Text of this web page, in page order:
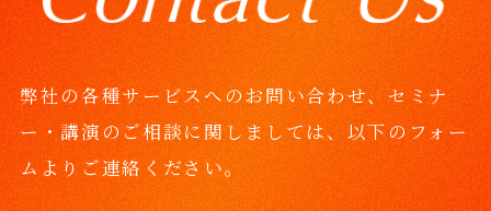
弊社の各種サービスへのお問い合わせ、セミナ
ー・講演のご相談に関しましては、 以下のフォー
ムよりご連絡ください。